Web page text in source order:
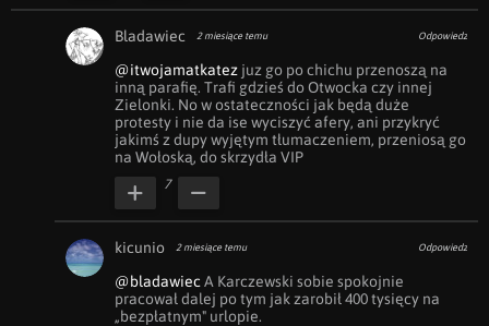
Bladawiec 2 miesiące temu Odpowiedz
@itwojamatkatez juz go po chichu przenoszą na
inną parafię. Trafi gdzieś do Otwocka czy innej
Zielonki. No w ostateczności jak będą duże
protesty i nie da ise wyciszyć afery, ani przykryć
jakimś z dupy wyjętym tłumaczeniem, przeniosą go
na Wołoską, do skrzydła VIP
7
kicunio 2 miesiące temu Odpowiedz
@bladawiec A Karczewski sobie spokojnie
pracował dalej po tym jak zarobił 400 tysięcy na
„bezpłatnym" urlopie.